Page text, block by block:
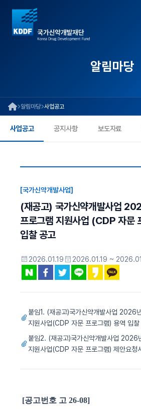
알림마당
알림마당 사업공고
사업공고 공지사항 보도자료
[국가신약개발사업]
(재공고) 국가신약개발사업
프로그램 지원사업 (CDP 자문
입찰 공고
2026.01.19 2026.01.19 ~
붙임1. (재공고)국가신약개발사업 2026
지원사업(CDP 자문 프로그램) 용역 입
붙임2. (재공고)국가신약개발사업 2026
지원사업(CDP 자문 프로그램) 제안요
[공고번호 고 26-08]